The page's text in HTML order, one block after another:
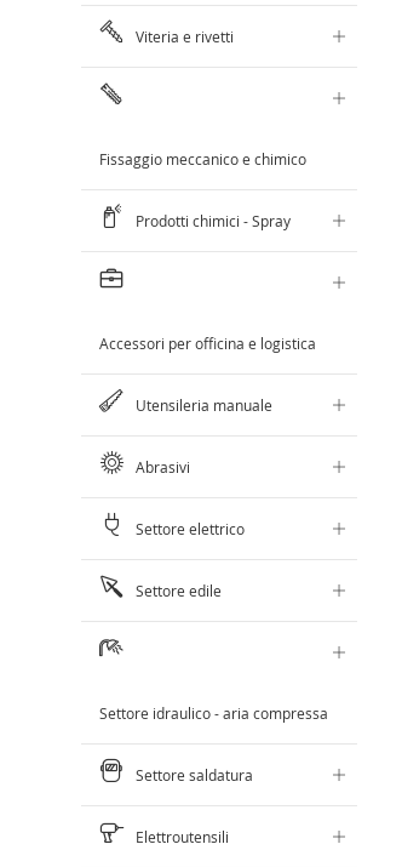
Aggiungi al Carrello
AGGIUNGI
AL
CONFRONTO
Aggiungi al Carrello
AGGIUNGI
AL
CONFRONTO
Viteria e rivetti
Fissaggio meccanico e chimico
Prodotti chimici - Spray
Accessori per officina e logistica
Utensileria manuale
Abrasivi
Settore elettrico
Settore edile
Settore idraulico - aria compressa
Settore saldatura
Elettroutensili